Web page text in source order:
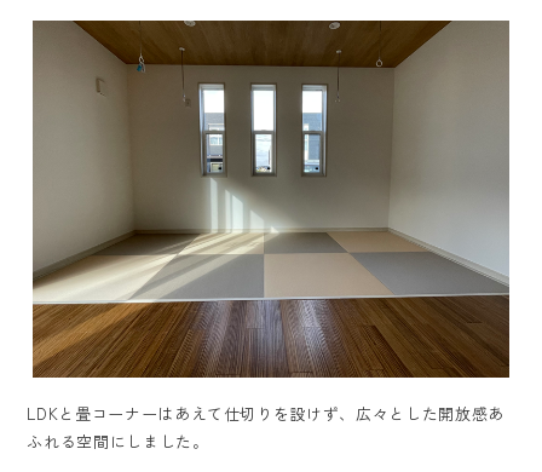
LDKと畳コーナーはあえて仕切りを設けず、広々とした開放感あ
ふれる空間にしました。